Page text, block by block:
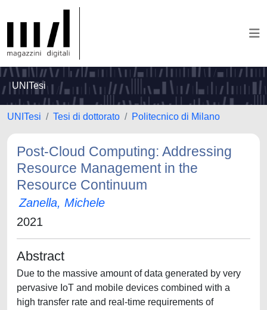
UNITesi
UNITesi Tesi di dottorato Politecnico di Milano
Post-Cloud Computing: Addressing
Resource Management in the
Resource Continuum
Zanella, Michele
2021
Abstract
Due to the massive amount of data generated by very
pervasive IoT and mobile devices combined with a
high transfer rate and real-time requirements of